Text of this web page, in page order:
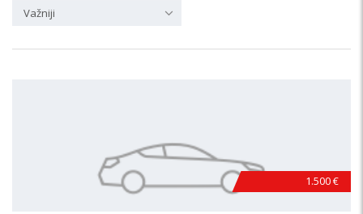
Važniji
1.500 €